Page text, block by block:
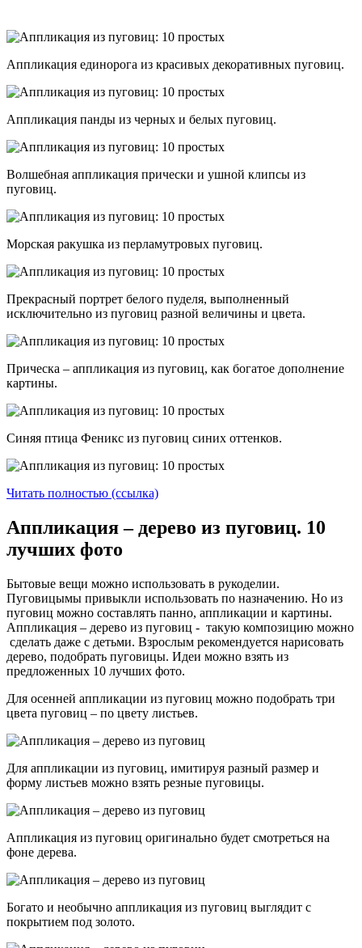
Аппликация единорога из красивых декоративных пуговиц.
Аппликация панды из черных и белых пуговиц.
Волшебная аппликация прически и ушной клипсы из
пуговиц.
Морская ракушка из перламутровых пуговиц.
Прекрасный портрет белого пуделя, выполненный
исключительно из пуговиц разной величины и цвета.
Прическа – аппликация из пуговиц, как богатое дополнение
картины.
Синяя птица Феникс из пуговиц синих оттенков.
Читать полностью (ссылка)
Аппликация – дерево из пуговиц. 10
лучших фото
Бытовые вещи можно использовать в рукоделии.
Пуговицымы привыкли использовать по назначению. Но из
пуговиц можно составлять панно, аппликации и картины.
Аппликация – дерево из пуговиц - такую композицию можно
сделать даже с детьми. Взрослым рекомендуется нарисовать
дерево, подобрать пуговицы. Идеи можно взять из
предложенных 10 лучших фото.
Для осенней аппликации из пуговиц можно подобрать три
цвета пуговиц – по цвету листьев.
Для аппликации из пуговиц, имитируя разный размер и
форму листьев можно взять резные пуговицы.
Аппликация из пуговиц оригинально будет смотреться на
фоне дерева.
Богато и необычно аппликация из пуговиц выглядит с
покрытием под золото.